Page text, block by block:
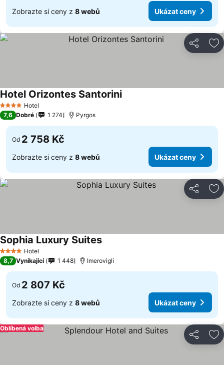
Zobrazte si ceny z 8 webů Ukázat ceny
Sdílet
4 Počet hvězdiček
Hotel
Hotel Orizontes Santorini
7,6 Dobré 1 274 Pyrgos
Od 2 758 Kč
Zobrazte si ceny z 8 webů Ukázat ceny
Sdílet
4 Počet hvězdiček
Hotel
Sophia Luxury Suites
8,7 Vynikající 1 448 Imerovigli
Od 2 807 Kč
Zobrazte si ceny z 8 webů Ukázat ceny
Sdílet
Oblíbená volba